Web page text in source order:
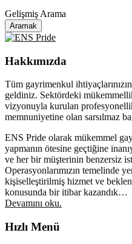
Gelişmiş Arama
Aramak
Hakkımızda
Tüm gayrimenkul
geldiniz. Sektördeki
vizyonuyla kurulan
memnuniyetine olan sarsılmaz
ENS Pride olarak mükemmel
yapmanın ötesine geçtiğine
ve her bir müşterinin benzersiz
Operasyonlarımızın temelinde
kişiselleştirilmiş hizmet ve
konusunda bir itibar kazandık…
Devamını oku.
Hızlı Menü